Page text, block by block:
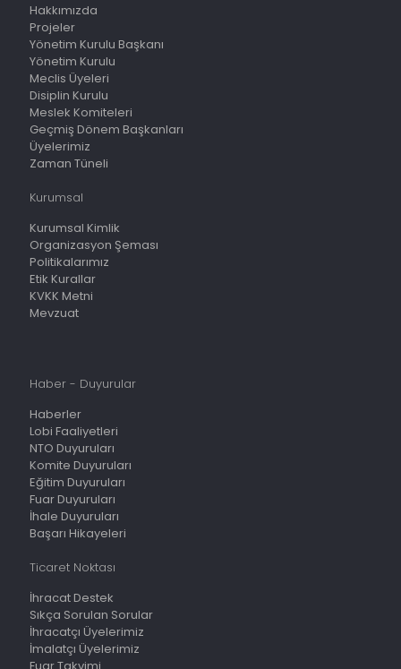
Hakkımızda
Projeler
Yönetim Kurulu Başkanı
Yönetim Kurulu
Meclis Üyeleri
Disiplin Kurulu
Meslek Komiteleri
Geçmiş Dönem Başkanları
Üyelerimiz
Zaman Tüneli
Kurumsal
Kurumsal Kimlik
Organizasyon Şeması
Politikalarımız
Etik Kurallar
KVKK Metni
Mevzuat
Haber - Duyurular
Haberler
Lobi Faaliyetleri
NTO Duyuruları
Komite Duyuruları
Eğitim Duyuruları
Fuar Duyuruları
İhale Duyuruları
Başarı Hikayeleri
Ticaret Noktası
İhracat Destek
Sıkça Sorulan Sorular
İhracatçı Üyelerimiz
İmalatçı Üyelerimiz